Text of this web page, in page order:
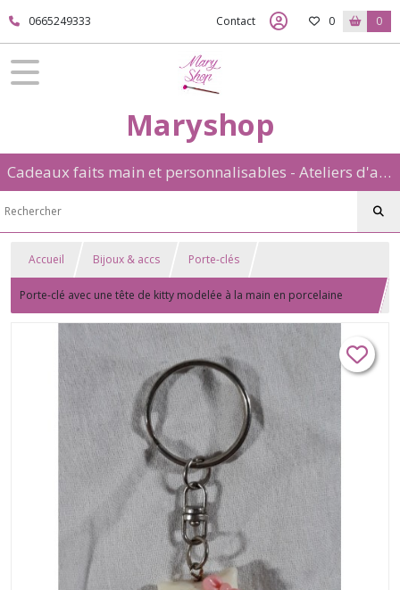
0665249333 Contact 0 0
Maryshop
Cadeaux faits main et personnalisables - Ateliers d'art créatif: aquarelle et porcelaine froide
Accueil Bijoux & accs Porte-clés
Porte-clé avec une tête de kitty modelée à la main en porcelaine